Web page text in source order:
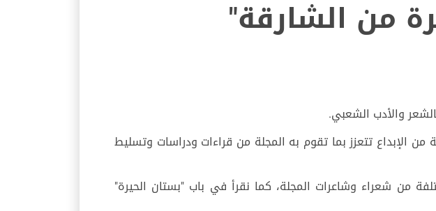
تتعزز بما تقوم به المجلة من قراءات ودراسات وتسليط
من شعراء وشاعرات المجلة، كما نقرأ في باب "بستان الحيرة"